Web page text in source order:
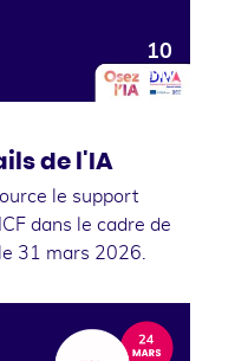
10
avril
de l'IA
le support
dans le cadre de
31 mars 2026.